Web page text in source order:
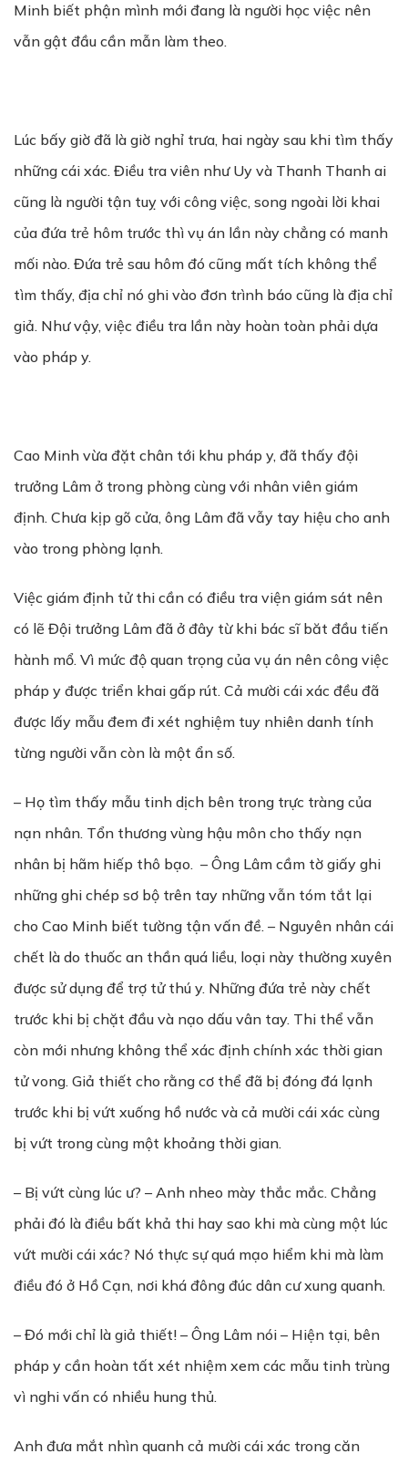
Minh biết phận mình mới đang là người học việc nên
vẫn gật đầu cần mẫn làm theo.
Lúc bấy giờ đã là giờ nghỉ trưa, hai ngày sau khi tìm thấy
những cái xác. Điều tra viên như Uy và Thanh Thanh ai
cũng là người tận tuỵ với công việc, song ngoài lời khai
của đứa trẻ hôm trước thì vụ án lần này chẳng có manh
mối nào. Đứa trẻ sau hôm đó cũng mất tích không thể
tìm thấy, địa chỉ nó ghi vào đơn trình báo cũng là địa chỉ
giả. Như vậy, việc điều tra lần này hoàn toàn phải dựa
vào pháp y.
Cao Minh vừa đặt chân tới khu pháp y, đã thấy đội
trưởng Lâm ở trong phòng cùng với nhân viên giám
định. Chưa kịp gõ cửa, ông Lâm đã vẫy tay hiệu cho anh
vào trong phòng lạnh.
Việc giám định tử thi cần có điều tra viện giám sát nên
có lẽ Đội trưởng Lâm đã ở đây từ khi bác sĩ băt đầu tiến
hành mổ. Vì mức độ quan trọng của vụ án nên công việc
pháp y được triển khai gấp rút. Cả mười cái xác đều đã
được lấy mẫu đem đi xét nghiệm tuy nhiên danh tính
từng người vẫn còn là một ẩn số.
– Họ tìm thấy mẫu tinh dịch bên trong trực tràng của
nạn nhân. Tổn thương vùng hậu môn cho thấy nạn
nhân bị hãm hiếp thô bạo. – Ông Lâm cầm tờ giấy ghi
những ghi chép sơ bộ trên tay những vẫn tóm tắt lại
cho Cao Minh biết tường tận vấn đề. – Nguyên nhân cái
chết là do thuốc an thần quá liều, loại này thường xuyên
được sử dụng để trợ tử thú y. Những đứa trẻ này chết
trước khi bị chặt đầu và nạo dấu vân tay. Thi thể vẫn
còn mới nhưng không thể xác định chính xác thời gian
tử vong. Giả thiết cho rằng cơ thể đã bị đóng đá lạnh
trước khi bị vứt xuống hồ nước và cả mười cái xác cùng
bị vứt trong cùng một khoảng thời gian.
– Bị vứt cùng lúc ư? – Anh nheo mày thắc mắc. Chẳng
phải đó là điều bất khả thi hay sao khi mà cùng một lúc
vứt mười cái xác? Nó thực sự quá mạo hiểm khi mà làm
điều đó ở Hồ Cạn, nơi khá đông đúc dân cư xung quanh.
– Đó mới chỉ là giả thiết! – Ông Lâm nói – Hiện tại, bên
pháp y cần hoàn tất xét nhiệm xem các mẫu tinh trùng
vì nghi vấn có nhiều hung thủ.
Anh đưa mắt nhìn quanh cả mười cái xác trong căn